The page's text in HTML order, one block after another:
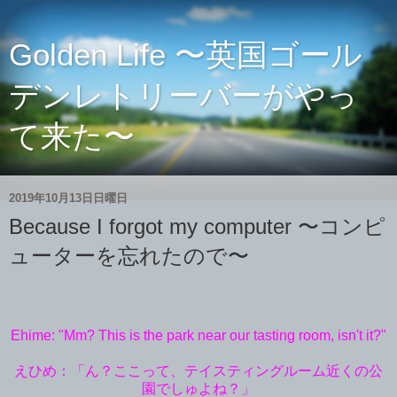
Golden Life 〜英国ゴール
デンレトリーバーがやっ
て来た〜
2019年10月13日日曜日
Because I forgot my computer 〜コンピ
ューターを忘れたので〜
Ehime: "Mm? This is the park near our tasting room, isn't it?"
えひめ：「ん？ここって、テイスティングルーム近くの公
園でしゅよね？」